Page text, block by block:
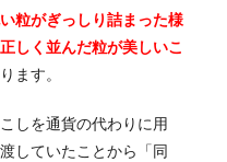
粒がぎっしり詰まった様
しく並んだ粒が美しいこ
ます。
しを通貨の代わりに用
していたことから「同